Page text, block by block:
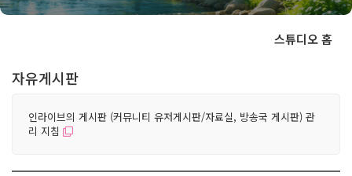
스튜디오 홈
자유게시판
인라이브의 게시판 (커뮤니티 유저게시판/자료실, 방송국 게시판) 관
리 지침